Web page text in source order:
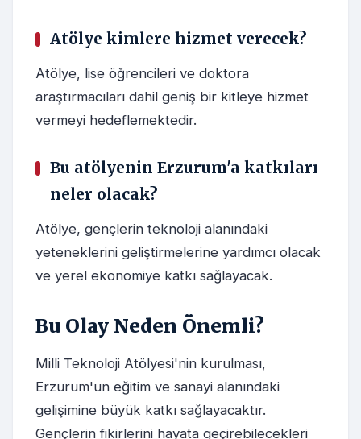
Atölye kimlere hizmet verecek?
Atölye, lise öğrencileri ve doktora
araştırmacıları dahil geniş bir kitleye hizmet
vermeyi hedeflemektedir.
Bu atölyenin Erzurum'a katkıları
neler olacak?
Atölye, gençlerin teknoloji alanındaki
yeteneklerini geliştirmelerine yardımcı olacak
ve yerel ekonomiye katkı sağlayacak.
Bu Olay Neden Önemli?
Milli Teknoloji Atölyesi'nin kurulması,
Erzurum'un eğitim ve sanayi alanındaki
gelişimine büyük katkı sağlayacaktır.
Gençlerin fikirlerini hayata geçirebilecekleri